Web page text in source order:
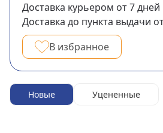
Доставка курьером от 7дней
Доставка до пункта выдачи
В избранное
Новые Уцененные